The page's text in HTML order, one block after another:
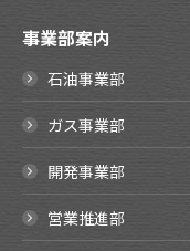
事業部案内
石油事業部
ガス事業部
開発事業部
営業推進部